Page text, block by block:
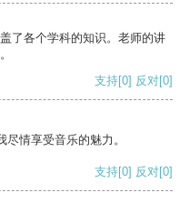
了各个学科的知识。老师的讲
支持[0] 反对[0]
情享受音乐的魅力。
支持[0] 反对[0]